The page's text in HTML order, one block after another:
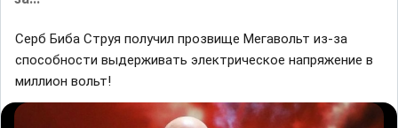
Серб Биба Струя получил прозвище Мегавольт из-за
способности выдерживать электрическое напряжение в
миллион вольт!